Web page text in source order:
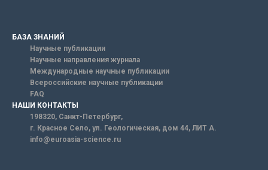
БАЗА ЗНАНИЙ
Научные публикации
Научные направления журнала
Международные научные публикации
Всероссийские научные публикации
FAQ
НАШИ КОНТАКТЫ
198320, Санкт-Петербург,
г. Красное Село, ул. Геологическая, дом 44, ЛИТ А.
info@euroasia-science.ru